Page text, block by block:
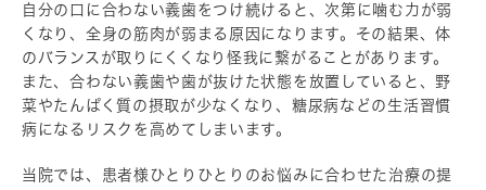
自分の口に合わない義歯をつけ続けると、次第に噛む力が弱
くなり、全身の筋肉が弱まる原因になります。その結果、体
のバランスが取りにくくなり怪我に繋がることがあります。
また、合わない義歯や歯が抜けた状態を放置していると、野
菜やたんぱく質の摂取が少なくなり、糖尿病などの生活習慣
病になるリスクを高めてしまいます。
当院では、患者様ひとりひとりのお悩みに合わせた治療の提